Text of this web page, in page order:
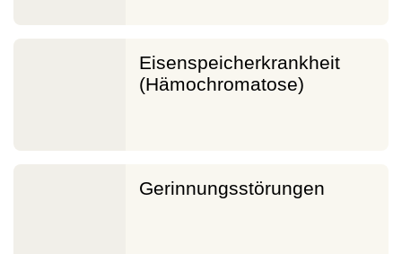
Eisenspeicherkrankheit
(Hämochromatose)
Gerinnungsstörungen